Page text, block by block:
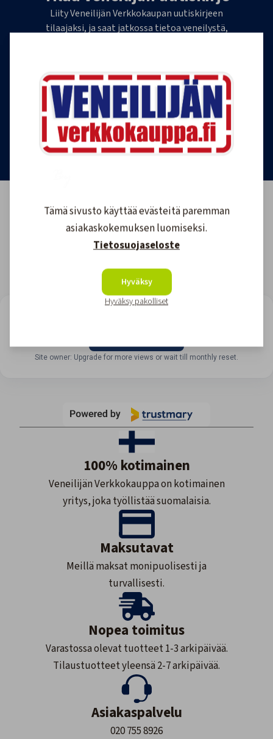
Liity Veneilijän Verkkokaupan uutiskirjeen
tilaajaksi, ja saat jatkossa tietoa veneilystä,
uutiskirjettä kuukaudessa. Voit perua uutiskirjeen
tilauksen milloin tahansa.
Tilaa uutiskirje
Site owner: Upgrade for more views or wait till monthly reset.
100% kotimainen
Veneilijän Verkkokauppa on kotimainen
yritys, joka työllistää suomalaisia.
Maksutavat
Meillä maksat monipuolisesti ja
turvallisesti.
Nopea toimitus
Varastossa olevat tuotteet 1-3 arkipäivää.
Tilaustuotteet yleensä 2-7 arkipäivää.
Asiakaspalvelu
020 755 8926
Tämä sivusto käyttää evästeitä paremman
asiakaskokemuksen luomiseksi.
Tietosuojaseloste
Hyväksy
Hyväksy pakolliset